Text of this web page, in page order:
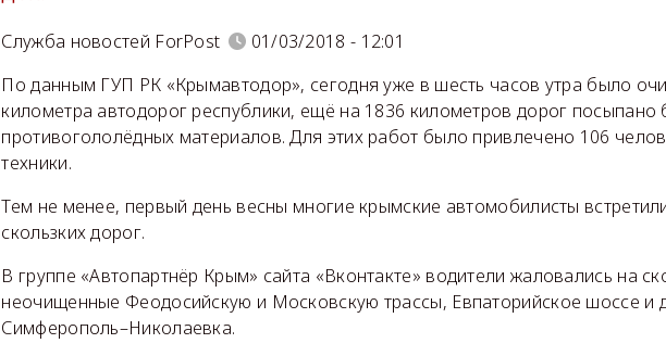
Служба новостей ForPost
01/03/2018 - 12:01
По данным ГУП РК «Крымавтодор», сегодня уже в шесть часов утра было
километра автодорог республики, ещё на 1836 километров дорог посыпано
противогололёдных материалов. Для этих работ было привлечено 106
техники.
Тем не менее, первый день весны многие крымские автомобилисты
скользких дорог.
В группе «Автопартнёр Крым» сайта «Вконтакте» водители жаловались на
неочищенные Феодосийскую и Московскую трассы, Евпаторийское шоссе и
Симферополь–Николаевка.